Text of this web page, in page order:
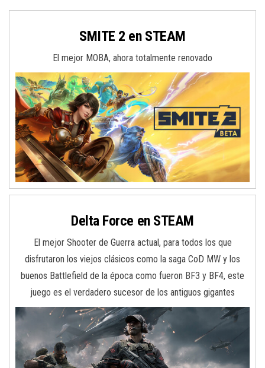
SMITE 2 en STEAM
El mejor MOBA, ahora totalmente renovado
Delta Force en STEAM
El mejor Shooter de Guerra actual, para todos los que
disfrutaron los viejos clásicos como la saga CoD MW y los
buenos Battlefield de la época como fueron BF3 y BF4, este
juego es el verdadero sucesor de los antiguos gigantes